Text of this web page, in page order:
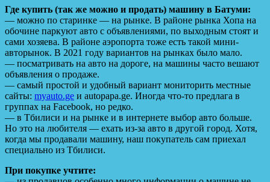
Где купить (так же можно и продать) машину в Батуми:
— можно по старинке — на рынке. В районе рынка Хопа на
обочине паркуют авто с объявлениями, по выходным стоят и
сами хозяева. В районе аэропорта тоже есть такой мини-
авторынок. В 2021 году вариантов на рынках было мало.
— посматривать на авто на дороге, на машины часто вешают
объявления о продаже.
— самый простой и удобный вариант мониторить местные
сайты: myauto.ge и autopapa.ge. Иногда что-то предлага в
группах на Facebook, но редко.
— в Тбилиси и на рынке и в интернете выбор авто больше.
Но это на любителя — ехать из-за авто в другой город. Хотя,
когда мы продавали машину, наш покупатель сам приехал
специально из Тбилиси.
При покупке учтите: